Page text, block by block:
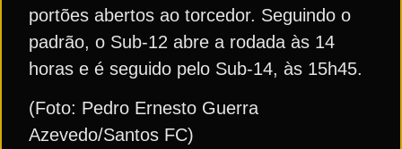
portões abertos ao torcedor. Seguindo o
padrão, o Sub-12 abre a rodada às 14
horas e é seguido pelo Sub-14, às 15h45.
(Foto: Pedro Ernesto Guerra
Azevedo/Santos FC)